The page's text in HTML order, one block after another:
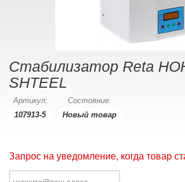
Стабилизатор Reta
SHTEEL
Артикул:
107913-5
Состояние:
Новый товар
Запрос на уведомление, когда товар